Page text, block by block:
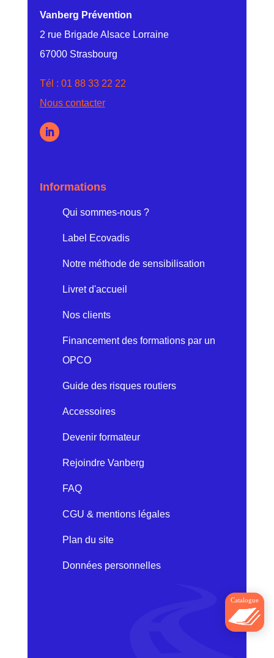
Catalogue
Vanberg Prévention
2 rue Brigade Alsace Lorraine
67000 Strasbourg
Tél : 01 88 33 22 22
Nous contacter
Informations
Qui sommes-nous ?
Label Ecovadis
Notre méthode de sensibilisation
Livret d'accueil
Nos clients
Financement des formations par un
OPCO
Guide des risques routiers
Accessoires
Devenir formateur
Rejoindre Vanberg
FAQ
CGU & mentions légales
Plan du site
Données personnelles